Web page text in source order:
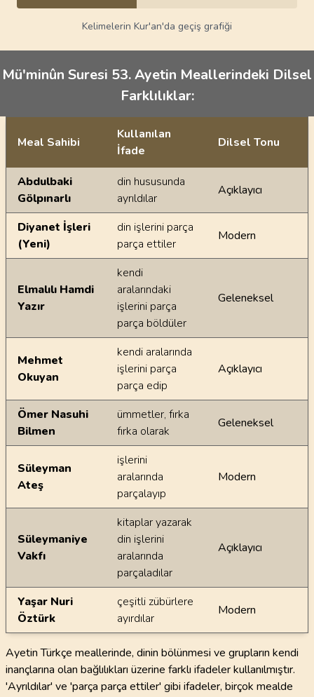
Kelimelerin Kur'an'da geçiş grafiği
Mü'minûn Suresi 53. Ayetin Meallerindeki Dilsel
Farklılıklar:
Ayetin meallerindeki dilsel farklılıklar
Meal Sahibi
Kullanılan
İfade
Dilsel Tonu
Abdulbaki
Gölpınarlı
din hususunda
ayrıldılar
Açıklayıcı
Diyanet İşleri
(Yeni)
din işlerini parça
parça ettiler
Modern
Elmalılı Hamdi
Yazır
kendi
aralarındaki
işlerini parça
parça böldüler
Geleneksel
Mehmet
Okuyan
kendi aralarında
işlerini parça
parça edip
Açıklayıcı
Ömer Nasuhi
Bilmen
ümmetler, fırka
fırka olarak
Geleneksel
Süleyman
Ateş
işlerini
aralarında
parçalayıp
Modern
Süleymaniye
Vakfı
kitaplar yazarak
din işlerini
aralarında
parçaladılar
Açıklayıcı
Yaşar Nuri
Öztürk
çeşitli zübürlere
ayırdılar
Modern
Ayetin Türkçe meallerinde, dinin bölünmesi ve grupların kendi
inançlarına olan bağlılıkları üzerine farklı ifadeler kullanılmıştır.
'Ayrıldılar' ve 'parça parça ettiler' gibi ifadeler, birçok mealde